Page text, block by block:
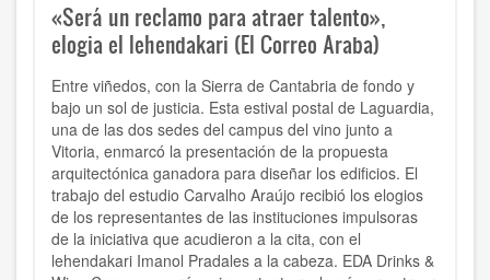
«Será un reclamo para atraer talento»,
elogia el lehendakari (El Correo Araba)
Entre viñedos, con la Sierra de Cantabria de fondo y
bajo un sol de justicia. Esta estival postal de Laguardia,
una de las dos sedes del campus del vino junto a
Vitoria, enmarcó la presentación de la propuesta
arquitectónica ganadora para diseñar los edificios. El
trabajo del estudio Carvalho Araújo recibió los elogios
de los representantes de las instituciones impulsoras
de la iniciativa que acudieron a la cita, con el
lehendakari Imanol Pradales a la cabeza. EDA Drinks &